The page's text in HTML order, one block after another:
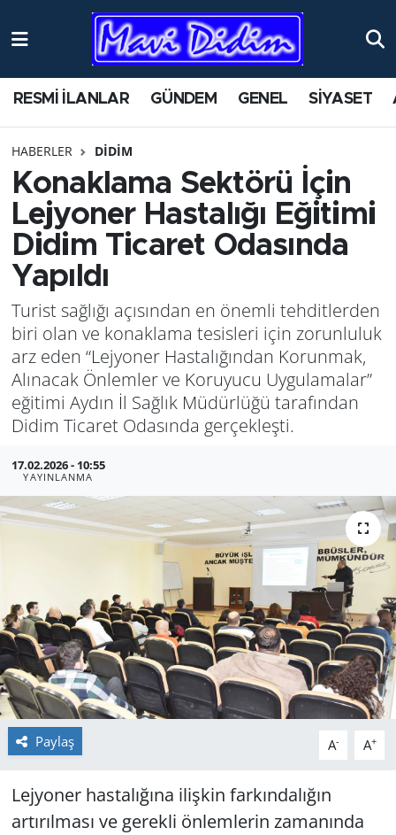
RESMİ İLANLAR GÜNDEM GENEL SİYASET
HABERLER DİDİM
Konaklama Sektörü İçin
Lejyoner Hastalığı Eğitimi
Didim Ticaret Odasında
Yapıldı
Turist sağlığı açısından en önemli tehditlerden
biri olan ve konaklama tesisleri için zorunluluk
arz eden “Lejyoner Hastalığından Korunmak,
Alınacak Önlemler ve Koruyucu Uygulamalar”
eğitimi Aydın İl Sağlık Müdürlüğü tarafından
Didim Ticaret Odasında gerçekleşti.
17.02.2026 - 10:55
YAYINLANMA
Paylaş A- A+
Lejyoner hastalığına ilişkin farkındalığın
artırılması ve gerekli önlemlerin zamanında
ANTİK YERLER
AYDIN
BİLİM VE TEKNOLOJİ
ÇEVRE
EĞİTİM
EKONOMİ
GENEL
GÜNDEM
HABERDE İNSAN
KÜLTÜR SANAT
POLİTİKA
RESMİ İLANLAR
SAĞLIK
SİYASET
SPOR
Nöbetçi Eczaneler
Namaz Vakitleri
Trafik Durumu
Süper Lig Puan Durumu ve Fikstür
Tüm Manşetler
Son Dakika Haberleri
Haber Arşivi